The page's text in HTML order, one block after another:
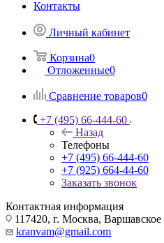
Отложенные
Назад
Телефоны
+7 (495) 66-444-60
+7 (925) 664-44-60
Заказать звонок
117420, г. Москва, Варшавское
kranvam@gmail.com